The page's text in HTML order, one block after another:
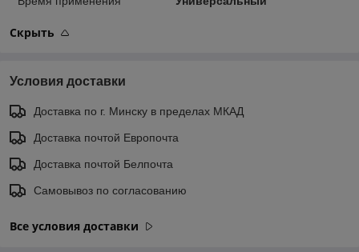
Скрыть
Условия доставки
Доставка по г. Минску в пределах МКАД
Доставка почтой Европочта
Доставка почтой Белпочта
Самовывоз по согласованию
Все условия доставки